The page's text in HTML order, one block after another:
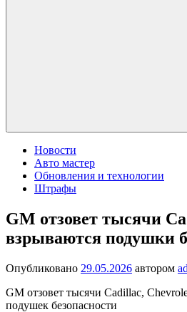
Новости
Авто мастер
Обновления и технологии
Штрафы
GM отзовет тысячи
взрываются подушки
Опубликовано 29.05.2026 автором
GM отзовет тысячи Cadillac,
подушек безопасности